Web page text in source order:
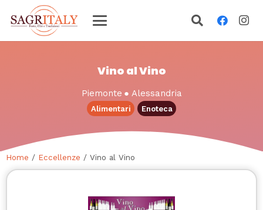
Vino al Vino
Piemonte ● Alessandria
Alimentari Enoteca
Home / Eccellenze / Vino al Vino